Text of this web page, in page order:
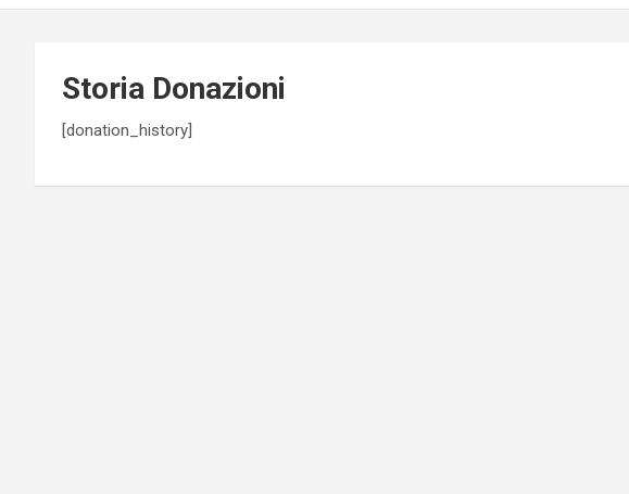
Storia Donazioni
[donation_history]